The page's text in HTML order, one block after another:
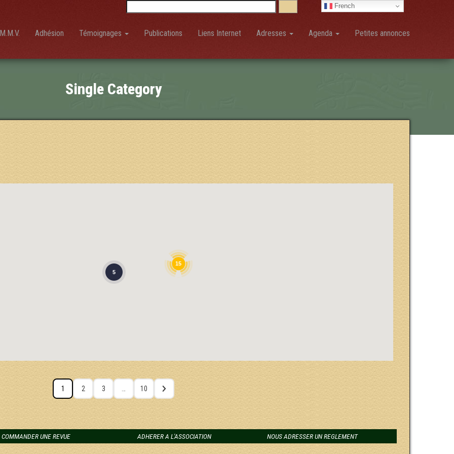
French
Adhésion Témoignages Publications Liens Internet Adresses Agenda Petites annonces
Single Category
5
15
1 2 3 10
COMMANDER UNE REVUE ADHERER A L'ASSOCIATION NOUS ADRESSER UN REGLEMENT